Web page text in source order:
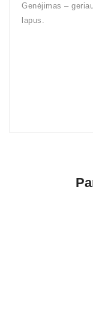
Genėjimas –
lapus.